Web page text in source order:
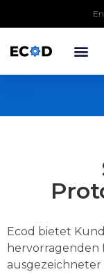
Ecod bietet
hervorragenden